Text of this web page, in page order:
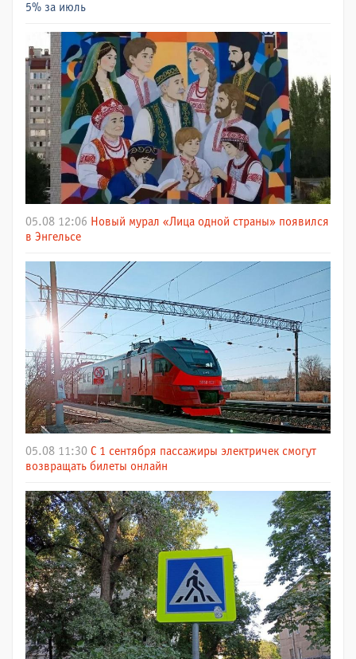
5% за июль
05.08 12:06 Новый мурал «Лица одной страны» появился
в Энгельсе
05.08 11:30 С 1 сентября пассажиры электричек смогут
возвращать билеты онлайн